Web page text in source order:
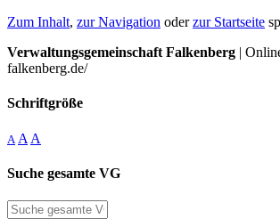
Zum Inhalt, zur Navigation oderzur Startseite
Verwaltungsgemeinschaft Falkenberg |
falkenberg.de/
Schriftgröße
A A A
Suche gesamte VG